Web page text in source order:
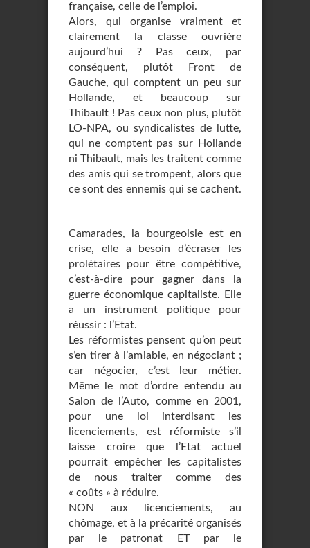
française, celle de l’emploi.
Alors, qui organise vraiment et
clairement la classe ouvrière
aujourd’hui ? Pas ceux, par
conséquent, plutôt Front de
Gauche, qui comptent un peu sur
Hollande, et beaucoup sur
Thibault ! Pas ceux non plus, plutôt
LO-NPA, ou syndicalistes de lutte,
qui ne comptent pas sur Hollande
ni Thibault, mais les traitent comme
des amis qui se trompent, alors que
ce sont des ennemis qui se cachent.
Camarades, la bourgeoisie est en
crise, elle a besoin d’écraser les
prolétaires pour être compétitive,
c’est-à-dire pour gagner dans la
guerre économique capitaliste. Elle
a un instrument politique pour
réussir : l’Etat.
Les réformistes pensent qu’on peut
s’en tirer à l’amiable, en négociant ;
car négocier, c’est leur métier.
Même le mot d’ordre entendu au
Salon de l’Auto, comme en 2001,
pour une loi interdisant les
licenciements, est réformiste s’il
laisse croire que l’Etat actuel
pourrait empêcher les capitalistes
de nous traiter comme des
« coûts » à réduire.
NON aux licenciements, au
chômage, et à la précarité organisés
par le patronat ET par le